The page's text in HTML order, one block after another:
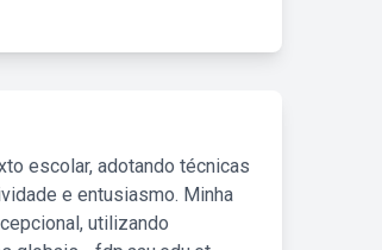
escolar, adotando técnicas
e entusiasmo. Minha
utilizando